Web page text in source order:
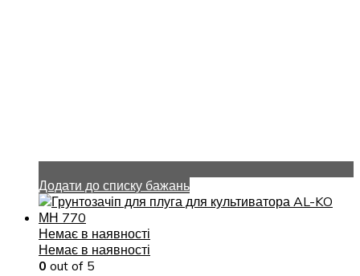
Додати до списку бажань
Немає в наявності
Немає в наявності
0 out of 5